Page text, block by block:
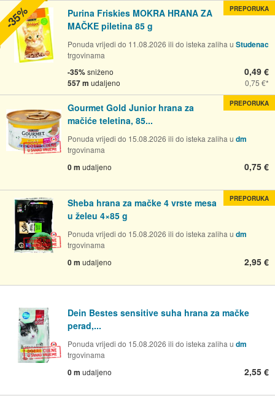
Purina Friskies MOKRA HRANA ZA
MAČKE piletina 85 g
Ponuda vrijedi do 11.08.2026 ili do isteka zaliha u Studenac
trgovinama
-35%sniženo
557 m udaljeno
0,49 €
0,75 €
PREPORUKA
-35%
Gourmet Gold Junior hrana za
mačiće teletina, 85...
Ponuda vrijedi do 15.08.2026 ili do isteka zaliha u dm
trgovinama
0 m udaljeno 0,75 €
PREPORUKA
Sheba hrana za mačke 4 vrste mesa
u želeu 4×85 g
Ponuda vrijedi do 15.08.2026 ili do isteka zaliha u dm
trgovinama
0 m udaljeno 2,95 €
PREPORUKA
Dein Bestes sensitive suha hrana za mačke
perad,...
Ponuda vrijedi do 15.08.2026 ili do isteka zaliha u dm
trgovinama
0 m udaljeno 2,55 €